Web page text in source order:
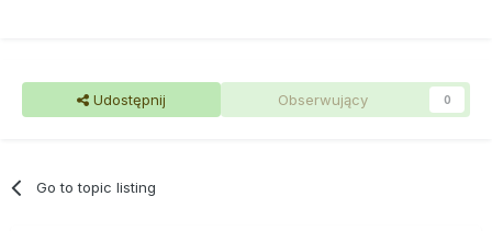
Udostępnij Obserwujący 0
Go to topic listing